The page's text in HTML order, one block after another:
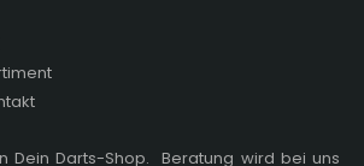
Dein Darts-Shop. Beratung wird bei uns